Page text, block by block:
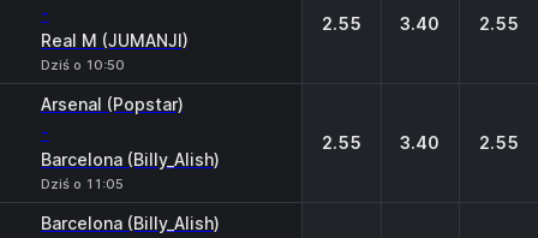
-
Real M (JUMANJI)
Dziś o 10:50
2.55 3.40 2.55
Arsenal (Popstar)
-
Barcelona (Billy_Alish)
Dziś o 11:05
2.55 3.40 2.55
Barcelona (Billy_Alish)